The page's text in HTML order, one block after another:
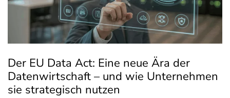
Der EU Data Act: Eine neue Ära der
Datenwirtschaft – und wie Unternehmen
sie strategisch nutzen